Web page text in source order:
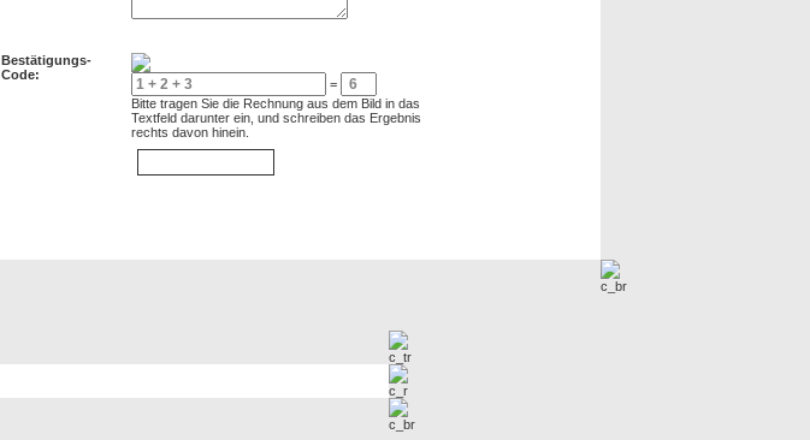
Bestätigungs-
Code:
=
Bitte tragen Sie die Rechnung aus dem Bild in das
Textfeld darunter ein, und schreiben das Ergebnis
rechts davon hinein.